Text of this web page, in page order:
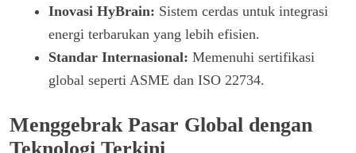
Inovasi HyBrain: Sistem cerdas untuk integrasi
energi terbarukan yang lebih efisien.
Standar Internasional: Memenuhi sertifikasi
global seperti ASME dan ISO 22734.
Menggebrak Pasar Global dengan